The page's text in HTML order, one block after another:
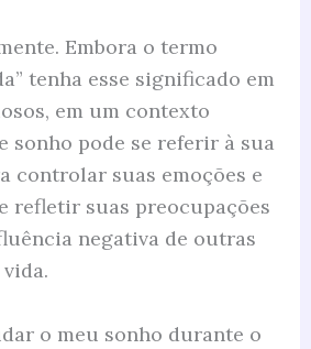
Embora o termo
tenha esse significado em
em um contexto
sonho pode se referir à sua
controlar suas emoções e
refletir suas preocupações
negativa de outras
o meu sonho durante o